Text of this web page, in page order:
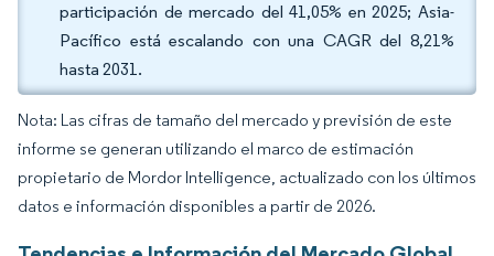
participación de mercado del 41,05% en 2025; Asia-
Pacífico está escalando con una CAGR del 8,21%
hasta 2031.
Nota: Las cifras de tamaño del mercado y previsión de este
informe se generan utilizando el marco de estimación
propietario de Mordor Intelligence, actualizado con los últimos
datos e información disponibles a partir de 2026.